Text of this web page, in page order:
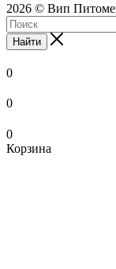
2026 © Вип
Найти
0
0
0
Корзина